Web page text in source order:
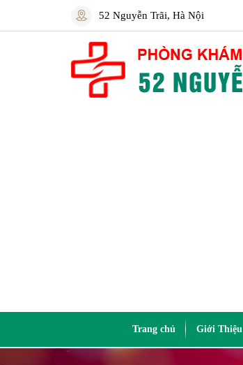
52 Nguyễn Trãi, Hà Nội
Trang chủ Giới Thiệu